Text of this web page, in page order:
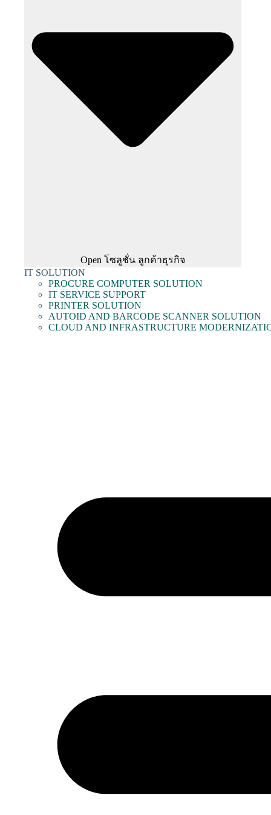
Open โซลูชั่น ลูกค้าธุรกิจ
IT SOLUTION
PROCURE COMPUTER SOLUTION
IT SERVICE SUPPORT
PRINTER SOLUTION
AUTOID AND BARCODE SCANNER SOLUTION
CLOUD AND INFRASTRUCTURE